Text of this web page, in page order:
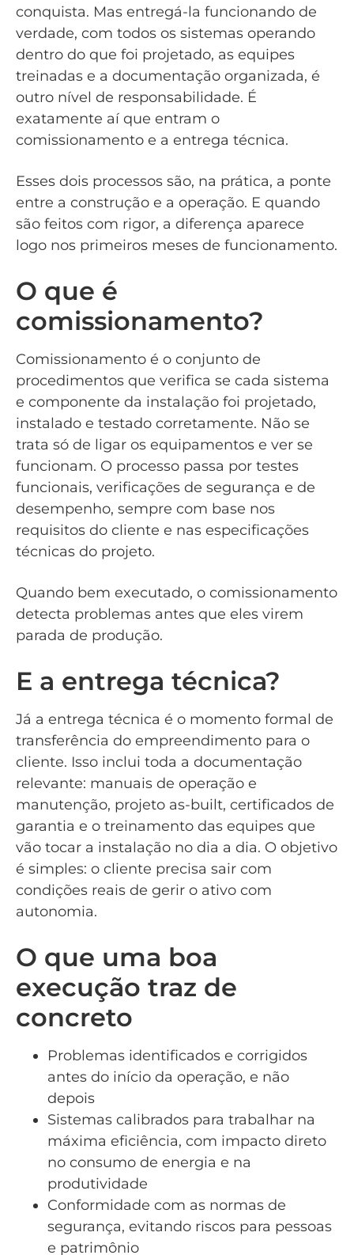
conquista. Mas entregá-la funcionando de
verdade, com todos os sistemas operando
dentro do que foi projetado, as equipes
treinadas e a documentação organizada, é
outro nível de responsabilidade. É
exatamente aí que entram o
comissionamento e a entrega técnica.
Esses dois processos são, na prática, a ponte
entre a construção e a operação. E quando
são feitos com rigor, a diferença aparece
logo nos primeiros meses de funcionamento.
O que é
comissionamento?
Comissionamento é o conjunto de
procedimentos que verifica se cada sistema
e componente da instalação foi projetado,
instalado e testado corretamente. Não se
trata só de ligar os equipamentos e ver se
funcionam. O processo passa por testes
funcionais, verificações de segurança e de
desempenho, sempre com base nos
requisitos do cliente e nas especificações
técnicas do projeto.
Quando bem executado, o comissionamento
detecta problemas antes que eles virem
parada de produção.
E a entrega técnica?
Já a entrega técnica é o momento formal de
transferência do empreendimento para o
cliente. Isso inclui toda a documentação
relevante: manuais de operação e
manutenção, projeto as-built, certificados de
garantia e o treinamento das equipes que
vão tocar a instalação no dia a dia. O objetivo
é simples: o cliente precisa sair com
condições reais de gerir o ativo com
autonomia.
O que uma boa
execução traz de
concreto
Problemas identificados e corrigidos
antes do início da operação, e não
depois
Sistemas calibrados para trabalhar na
máxima eficiência, com impacto direto
no consumo de energia e na
produtividade
Conformidade com as normas de
segurança, evitando riscos para pessoas
e patrimônio